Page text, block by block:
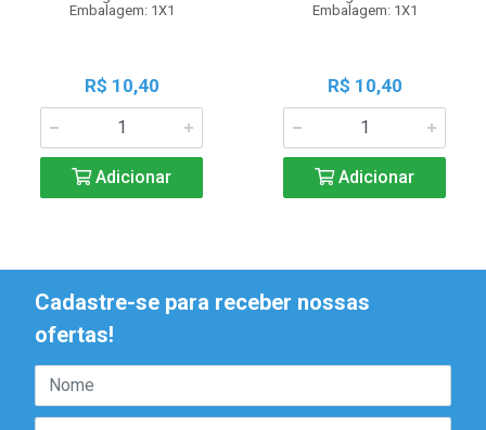
Embalagem: 1X1
R$ 10,40
Adicionar
Embalagem: 1X1
R$ 10,40
Adicionar
Cadastre-se para receber nossas
ofertas!